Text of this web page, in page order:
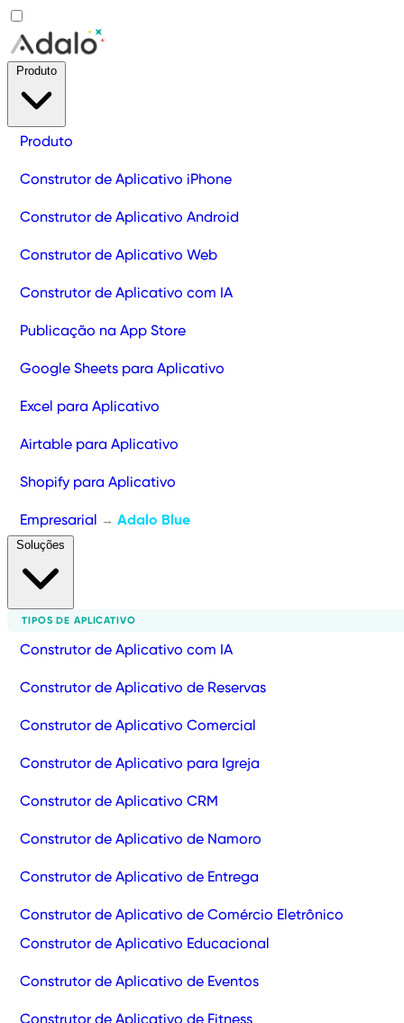
Produto
Construtor de Aplicativo iPhone
Construtor de Aplicativo Android
Construtor de Aplicativo Web
Construtor de Aplicativo com IA
Publicação na App Store
Google Sheets para Aplicativo
Excel para Aplicativo
Airtable para Aplicativo
Shopify para Aplicativo
Empresarial → Adalo Blue
TIPOS DE APLICATIVO
Construtor de Aplicativo com IA
Construtor de Aplicativo de Reservas
Construtor de Aplicativo Comercial
Construtor de Aplicativo para Igreja
Construtor de Aplicativo CRM
Construtor de Aplicativo de Namoro
Construtor de Aplicativo de Entrega
Construtor de Aplicativo de Comércio Eletrônico
Construtor de Aplicativo Educacional
Construtor de Aplicativo de Eventos
Construtor de Aplicativo de Fitness